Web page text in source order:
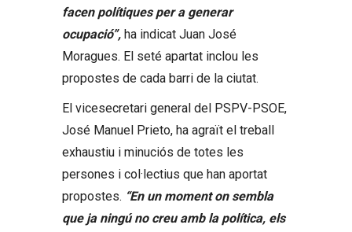
facen polítiques per a generar
ocupació”, ha indicat Juan José
Moragues. El seté apartat inclou les
propostes de cada barri de la ciutat.
El vicesecretari general del PSPV-PSOE,
José Manuel Prieto, ha agraït el treball
exhaustiu i minuciós de totes les
persones i col·lectius que han aportat
propostes. “En un moment on sembla
que ja ningú no creu amb la política, els